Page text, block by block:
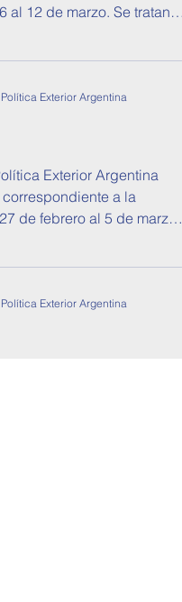
al 12 de marzo. Se tratan
Exterior Argentina
Exterior Argentina
correspondiente a la
de febrero al 5 de marzo.
Exterior Argentina